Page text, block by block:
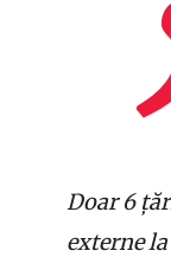
Doar 6
externe